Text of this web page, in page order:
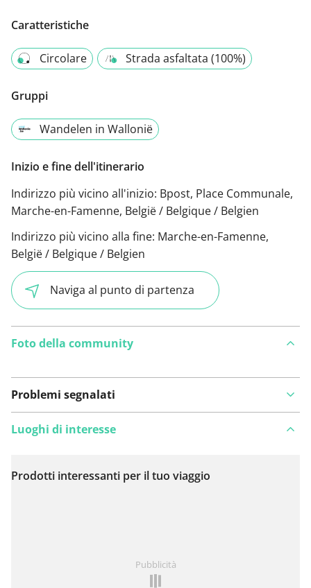
Caratteristiche
Circolare Strada asfaltata (100%)
Gruppi
Wandelen in Wallonië
Inizio e fine dell'itinerario
Indirizzo più vicino all'inizio: Bpost, Place Communale,
Marche-en-Famenne, België / Belgique / Belgien
Indirizzo più vicino alla fine: Marche-en-Famenne,
België / Belgique / Belgien
Naviga al punto di partenza
Foto della community
Problemi segnalati
Visualizza sulla mappa
Luoghi di interesse
Prodotti interessanti per il tuo viaggio
Pubblicità